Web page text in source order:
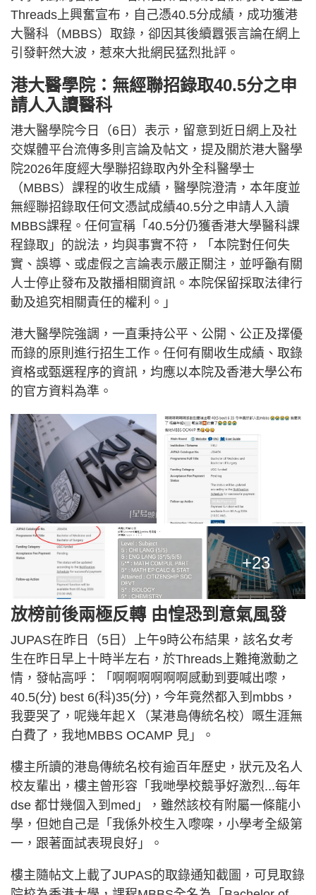
Threads上興奮宣布，自己憑40.5分成績，成功獲港
大醫科（MBBS）取錄，卻因其後續囂張言論在網上
引發軒然大波，惹來大批網民猛烈批評。
港大醫學院：無經聯招錄取40.5分之申
請人入讀醫科
港大醫學院今日（6日）表示，留意到近日網上及社
交媒體平台流傳多則言論及帖文，提及關於港大醫學
院2026年度經大學聯招錄取內外全科醫學士
（MBBS）課程的收生成績，醫學院澄清，本年度並
無經聯招錄取任何文憑試成績40.5分之申請人入讀
MBBS課程。任何宣稱「40.5分仍獲香港大學醫科課
程錄取」的說法，均與事實不符，「本院對任何失
實、誤導、或虛假之言論表示嚴正關注，並呼籲有關
人士停止發布及散播相關資訊。本院保留採取法律行
動及追究相關責任的權利。」
港大醫學院強調，一直秉持公平、公開、公正及擇優
而錄的原則進行招生工作。任何有關收生成績、取錄
資格或甄選程序的資訊，均應以本院及香港大學公布
的官方資料為準。
+23
放榜前後兩極反轉 由惶恐到意氣風發
JUPAS在昨日（5日）上午9時公布結果，該名女考
生在昨日早上十時半左右，於Threads上難掩激動之
情，發帖高呼：「啊啊啊啊啊啊感動到要喊出嚟，
40.5(分) best 6(科)35(分)，今年竟然都入到mbbs，
我要哭了，呢幾年起Ｘ（某港島傳統名校）嘅生涯無
白費了，我地MBBS OCAMP 見」。
樓主所讀的港島傳統名校有逾百年歷史，狀元及名人
校友輩出，樓主曾形容「我哋學校競爭好激烈...每年
dse 都廿幾個入到med」，雖然該校有附屬一條龍小
學，但她自己是「我係外校生入嚟㗎，小學考全級第
一，跟著面試表現良好」。
樓主隨帖文上載了JUPAS的取錄通知截圖，可見取錄